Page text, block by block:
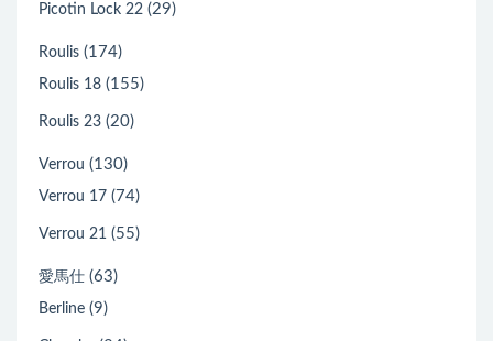
Picotin Lock 22 (29)
Roulis (174)
Roulis 18 (155)
Roulis 23 (20)
Verrou (130)
Verrou 17 (74)
Verrou 21 (55)
愛馬仕 (63)
Berline (9)